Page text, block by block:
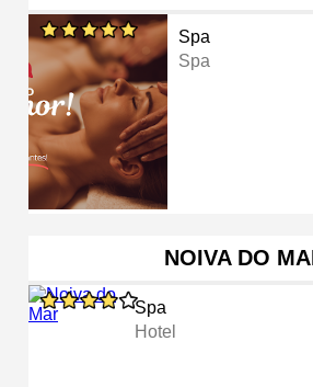
Spa
Spa
NOIVA DO
Spa
Hotel